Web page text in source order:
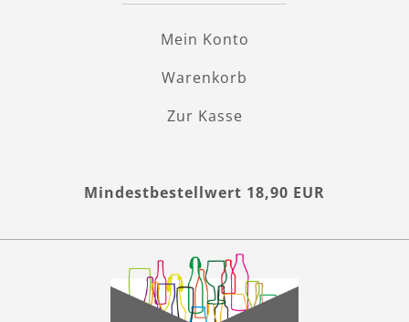
Mein Konto
Warenkorb
Zur Kasse
Mindestbestellwert 18,90 EUR